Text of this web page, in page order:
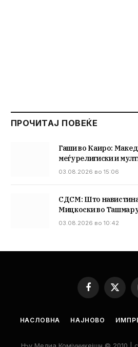
ПРОЧИТАЈ ПОВЕЌЕ
Гаши во Каиро:
меѓурелигиски и
03.08.2026 во 15:06
СДСМ: Што
Мицкоски во
03.08.2026 во 10:42
Facebook
X
НАСЛОВНА НАЈНОВО